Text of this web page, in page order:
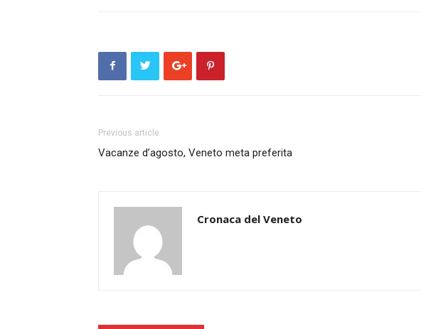
Previous article
Vacanze d’agosto, Veneto meta preferita
Cronaca del Veneto